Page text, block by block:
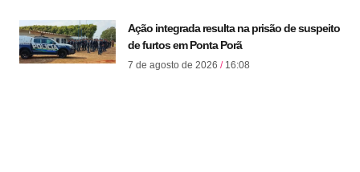
Ação integrada resulta na prisão de suspeito
de furtos em Ponta Porã
7 de agosto de 2026 16:08